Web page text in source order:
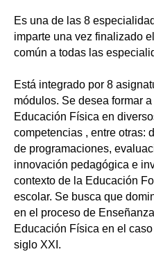
Es una de las 8
imparte una vez finalizado
común a todas las
Está integrado por 8
módulos. Se desea formar
Educación Física en
competencias , entre otras:
de programaciones,
innovación pedagógica e
contexto de la Educación
escolar. Se busca que
en el proceso de
Educación Física en el
siglo XXI.